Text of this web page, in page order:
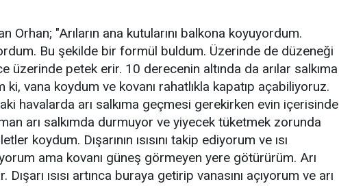
Orhan; "Arıların ana kutularını balkona koyuyordum.
Bu şekilde bir formül buldum. Üzerinde de düzeneği
üzerinde petek erir. 10 derecenin altında da arılar salkıma
ki, vana koydum ve kovanı rahatlıkla kapatıp açabiliyoruz.
havalarda arı salkıma geçmesi gerekirken evin içerisinde
arı salkımda durmuyor ve yiyecek tüketmek zorunda
koydum. Dışarının ısısını takip ediyorum ve ısı
ama kovanı güneş görmeyen yere götürürüm. Arı
ısısı artınca buraya getirip vanasını açıyorum ve arı